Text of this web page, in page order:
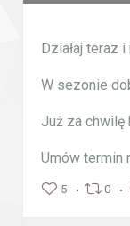
Działaj
W sezonie
Już za chwilę
Umów termin
5 0